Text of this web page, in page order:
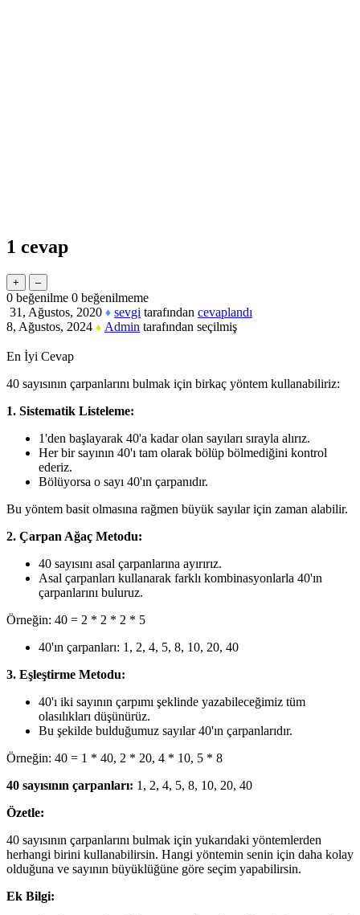
1 cevap
0 beğenilme 0 beğenilmeme
31, Ağustos, 2020 ♦ sevgi tarafından cevaplandı
8, Ağustos, 2024 ♦ Admin tarafından seçilmiş
En İyi Cevap
40 sayısının çarpanlarını bulmak için birkaç yöntem kullanabiliriz:
1. Sistematik Listeleme:
1'den başlayarak 40'a kadar olan sayıları sırayla alırız.
Her bir sayının 40'ı tam olarak bölüp bölmediğini kontrol
ederiz.
Bölüyorsa o sayı 40'ın çarpanıdır.
Bu yöntem basit olmasına rağmen büyük sayılar için zaman alabilir.
2. Çarpan Ağaç Metodu:
40 sayısını asal çarpanlarına ayırırız.
Asal çarpanları kullanarak farklı kombinasyonlarla 40'ın
çarpanlarını buluruz.
Örneğin: 40 = 2 * 2 * 2 * 5
40'ın çarpanları: 1, 2, 4, 5, 8, 10, 20, 40
3. Eşleştirme Metodu:
40'ı iki sayının çarpımı şeklinde yazabileceğimiz tüm
olasılıkları düşünürüz.
Bu şekilde bulduğumuz sayılar 40'ın çarpanlarıdır.
Örneğin: 40 = 1 * 40, 2 * 20, 4 * 10, 5 * 8
40 sayısının çarpanları: 1, 2, 4, 5, 8, 10, 20, 40
Özetle:
40 sayısının çarpanlarını bulmak için yukarıdaki yöntemlerden
herhangi birini kullanabilirsin. Hangi yöntemin senin için daha kolay
olduğuna ve sayının büyüklüğüne göre seçim yapabilirsin.
Ek Bilgi: